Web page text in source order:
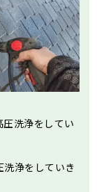
洗浄をしてい
浄をしていき